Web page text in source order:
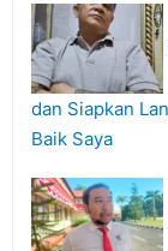
dan Siapkan
Baik Saya